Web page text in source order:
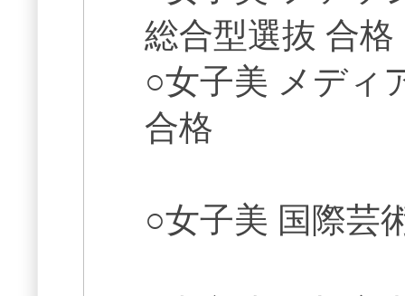
総合型選抜 合格
○女子美 メディ
合格
○女子美 国際芸